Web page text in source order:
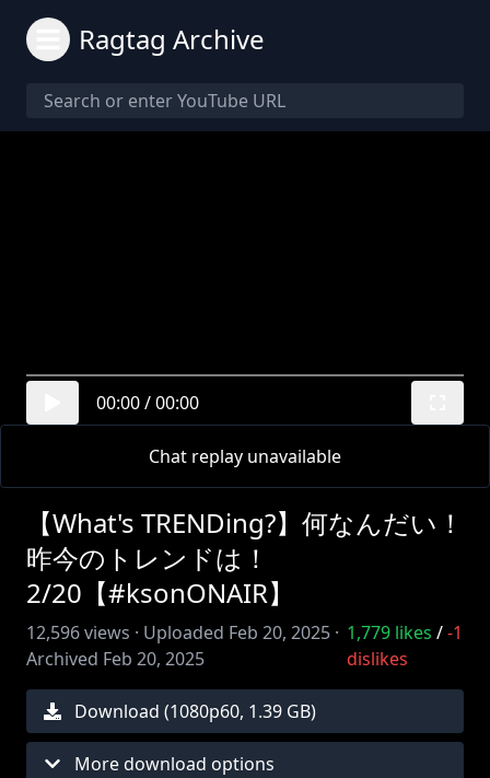
Ragtag Archive
00:00/00:00
Chat replay unavailable
【What's TRENDing?】何なんだい！
昨今のトレンドは！
2/20【#ksonONAIR】
12,596views · Uploaded Feb 20, 2025 ·
Archived Feb 20, 2025
1,779likes /-1
dislikes
Download (1080p60, 1.39 GB)
More download options